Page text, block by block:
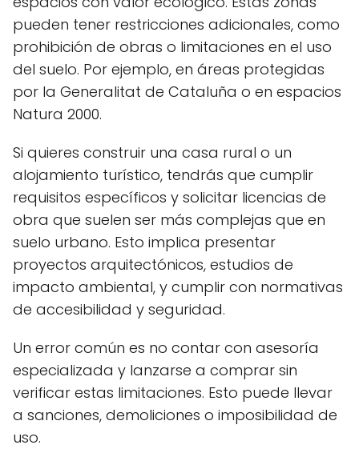
pueden tener restricciones adicionales, como
prohibición de obras o limitaciones en el uso
del suelo. Por ejemplo, en áreas protegidas
por la Generalitat de Cataluña o en espacios
Natura 2000.
Si quieres construir una casa rural o un
alojamiento turístico, tendrás que cumplir
requisitos específicos y solicitar licencias de
obra que suelen ser más complejas que en
suelo urbano. Esto implica presentar
proyectos arquitectónicos, estudios de
impacto ambiental, y cumplir con normativas
de accesibilidad y seguridad.
Un error común es no contar con asesoría
especializada y lanzarse a comprar sin
verificar estas limitaciones. Esto puede llevar
a sanciones, demoliciones o imposibilidad de
uso.